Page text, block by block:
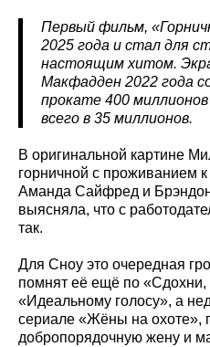
Первый фильм,
2025 года и стал для
настоящим хитом.
Макфадден 2022 года
прокате 400
всего в 35 миллионов.
В оригинальной картине
горничной с проживанием
Аманда Сайфред и
выясняла, что с
так.
Для Сноу это очередная
помнят её ещё по «Сдохни,
«Идеальному голосу», а
сериале «Жёны на охоте»,
добропорядочную жену и